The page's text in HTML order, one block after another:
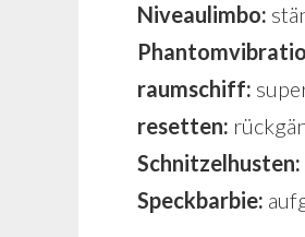
Niveaulimbo:
raumschiff:
resetten:
Schnitzelhusten:
Speckbarbie: